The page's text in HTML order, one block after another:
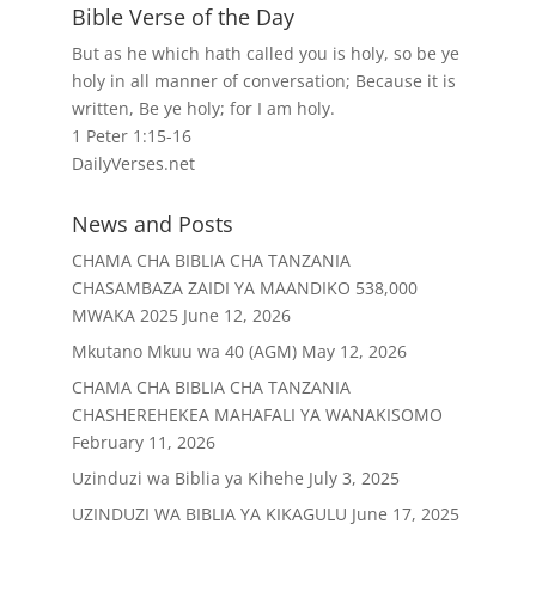
Bible Verse of the Day
But as he which hath called you is holy, so be ye
holy in all manner of conversation; Because it is
written, Be ye holy; for I am holy.
1 Peter 1:15-16
DailyVerses.net
News and Posts
CHAMA CHA BIBLIA CHA TANZANIA
CHASAMBAZA ZAIDI YA MAANDIKO 538,000
MWAKA 2025 June 12, 2026
Mkutano Mkuu wa 40 (AGM) May 12, 2026
CHAMA CHA BIBLIA CHA TANZANIA
CHASHEREHEKEA MAHAFALI YA WANAKISOMO
February 11, 2026
Uzinduzi wa Biblia ya Kihehe July 3, 2025
UZINDUZI WA BIBLIA YA KIKAGULU June 17, 2025